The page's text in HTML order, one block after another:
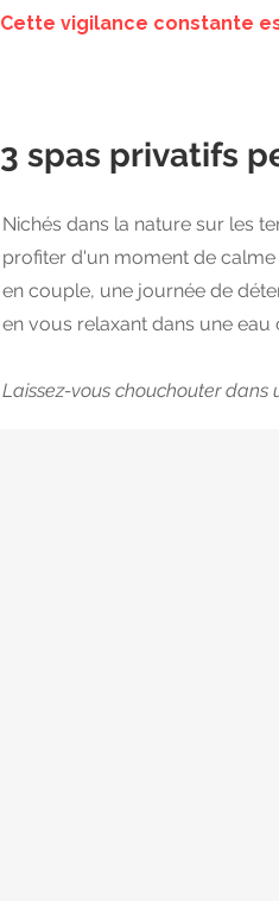
Cette vigilance constante
3 spas privatifs
Nichés dans la nature sur les
profiter d'un moment de
en couple, une journée de
en vous relaxant dans une eau
Laissez-vous chouchouter dans